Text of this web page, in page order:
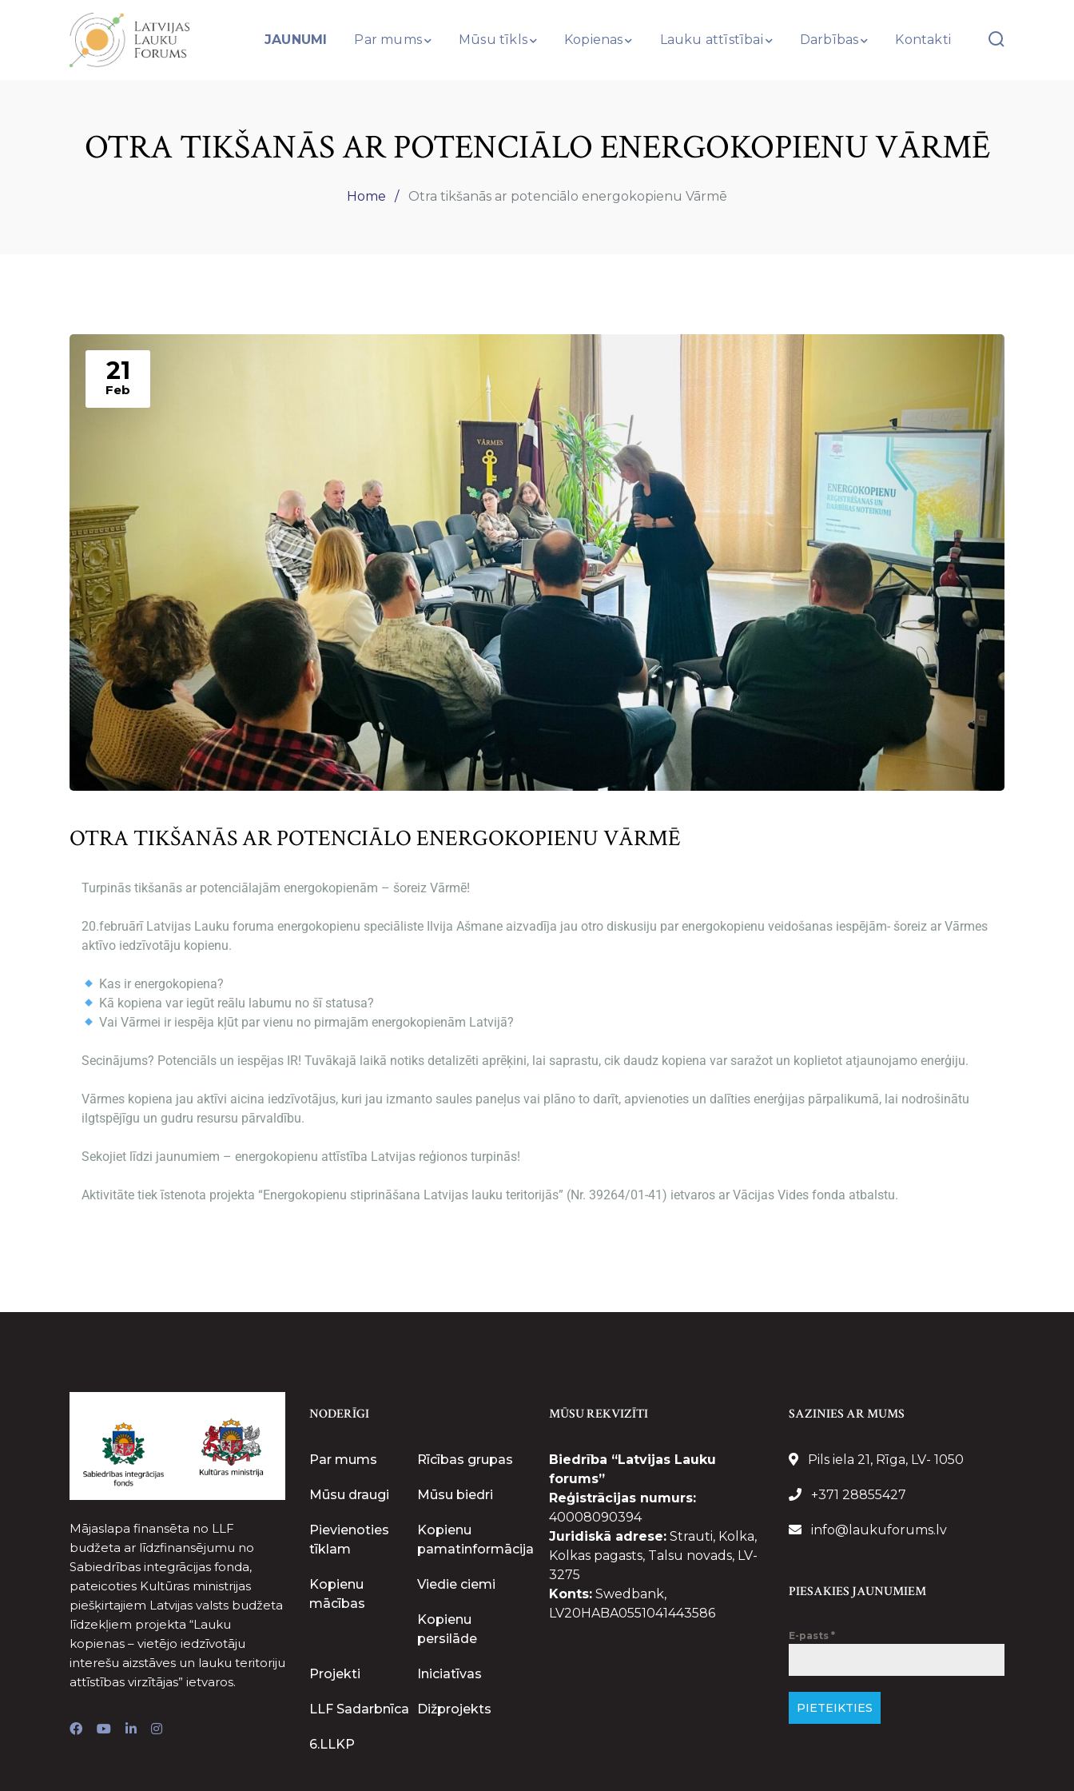
JAUNUMI Par mums Mūsu tīkls Kopienas Lauku attīstībai Darbības Kontakti
OTRA TIKŠANĀS AR POTENCIĀLO ENERGOKOPIENU VĀRMĒ
Home Otra tikšanās ar potenciālo energokopienu Vārmē
21
Feb
OTRA TIKŠANĀS AR POTENCIĀLO ENERGOKOPIENU VĀRMĒ
Turpinās tikšanās ar potenciālajām energokopienām – šoreiz Vārmē!
20.februārī Latvijas Lauku foruma energokopienu speciāliste Ilvija Ašmane aizvadīja jau otro diskusiju par energokopienu veidošanas iespējām- šoreiz ar Vārmes
aktīvo iedzīvotāju kopienu.
Kas ir energokopiena?
Kā kopiena var iegūt reālu labumu no šī statusa?
Vai Vārmei ir iespēja kļūt par vienu no pirmajām energokopienām Latvijā?
Secinājums? Potenciāls un iespējas IR! Tuvākajā laikā notiks detalizēti aprēķini, lai saprastu, cik daudz kopiena var saražot un koplietot atjaunojamo enerģiju.
Vārmes kopiena jau aktīvi aicina iedzīvotājus, kuri jau izmanto saules paneļus vai plāno to darīt, apvienoties un dalīties enerģijas pārpalikumā, lai nodrošinātu
ilgtspējīgu un gudru resursu pārvaldību.
Sekojiet līdzi jaunumiem – energokopienu attīstība Latvijas reģionos turpinās!
Aktivitāte tiek īstenota projekta “Energokopienu stiprināšana Latvijas lauku teritorijās” (Nr. 39264/01-41) ietvaros ar Vācijas Vides fonda atbalstu.
Mājaslapa finansēta no LLF
budžeta ar līdzfinansējumu no
Sabiedrības integrācijas fonda,
pateicoties Kultūras ministrijas
piešķirtajiem Latvijas valsts budžeta
līdzekļiem projekta “Lauku
kopienas – vietējo iedzīvotāju
interešu aizstāves un lauku teritoriju
attīstības virzītājas” ietvaros.
NODERĪGI
Par mums Rīcības grupas
Mūsu draugi Mūsu biedri
Pievienoties
tīklam
Kopienu
pamatinformācija
Kopienu
mācības
Viedie ciemi
Kopienu
persilāde
Projekti Iniciatīvas
LLF Sadarbnīca Dižprojekts
6.LLKP
MŪSU REKVIZĪTI
Biedrība “Latvijas Lauku
forums”
Reģistrācijas numurs:
40008090394
Juridiskā adrese: Strauti, Kolka,
Kolkas pagasts, Talsu novads, LV-
3275
Konts: Swedbank,
LV20HABA0551041443586
SAZINIES AR MUMS
Pils iela 21, Rīga, LV- 1050
+371 28855427
info@laukuforums.lv
PIESAKIES JAUNUMIEM
E-pasts *
PIETEIKTIES